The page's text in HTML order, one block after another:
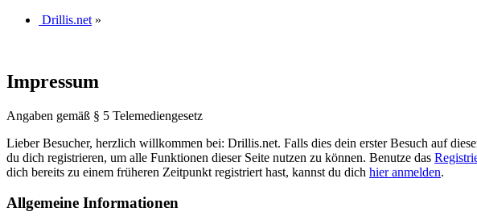
Drillis.net »
Impressum
Angaben gemäß § 5 Telemediengesetz
Lieber Besucher, herzlich willkommen bei: Drillis.net. Falls dies dein erster Besuch auf
du dich registrieren, um alle Funktionen dieser Seite nutzen zu können. Benutze das
dich bereits zu einem früheren Zeitpunkt registriert hast, kannst du dich hier anmelden.
Allgemeine Informationen